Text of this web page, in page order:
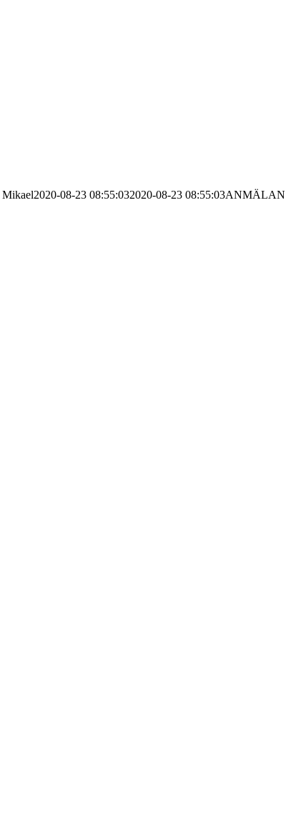
Mikael2020-08-23 08:55:032020-08-23 08:55:03ANMÄLAN